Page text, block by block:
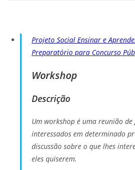
Projeto Social Ensinar e
Preparatório para Concurso
Workshop
Descrição
Um workshop é uma reunião de
interessados em determinado
discussão sobre o que lhes
eles quiserem.